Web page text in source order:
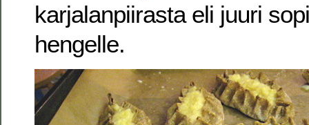
karjalanpiirasta eli juuri
hengelle.